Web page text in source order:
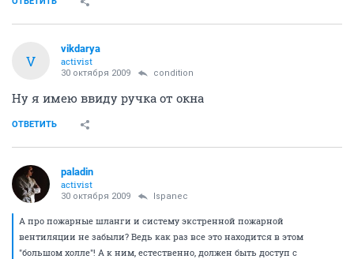
V
vikdarya
activist
30 октября 2009 condition
Ну я имею ввиду ручка от окна
ОТВЕТИТЬ
paladin
activist
30 октября 2009 Ispanec
А про пожарные шланги и систему экстренной пожарной
вентиляции не забыли? Ведь как раз все это находится в этом
"большом холле"! А к ним, естественно, должен быть доступ с